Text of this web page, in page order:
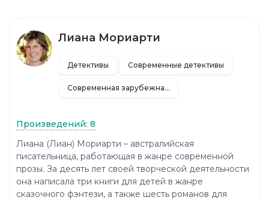
Лиана Мориарти
Детективы Современные детективы
Современная зарубежная литература
Произведений: 8
Лиана (Лиан) Мориарти – австралийская
писательница, работающая в жанре современной
прозы. За десять лет своей творческой деятельности
она написала три книги для детей в жанре
сказочного фэнтези, а также шесть романов для